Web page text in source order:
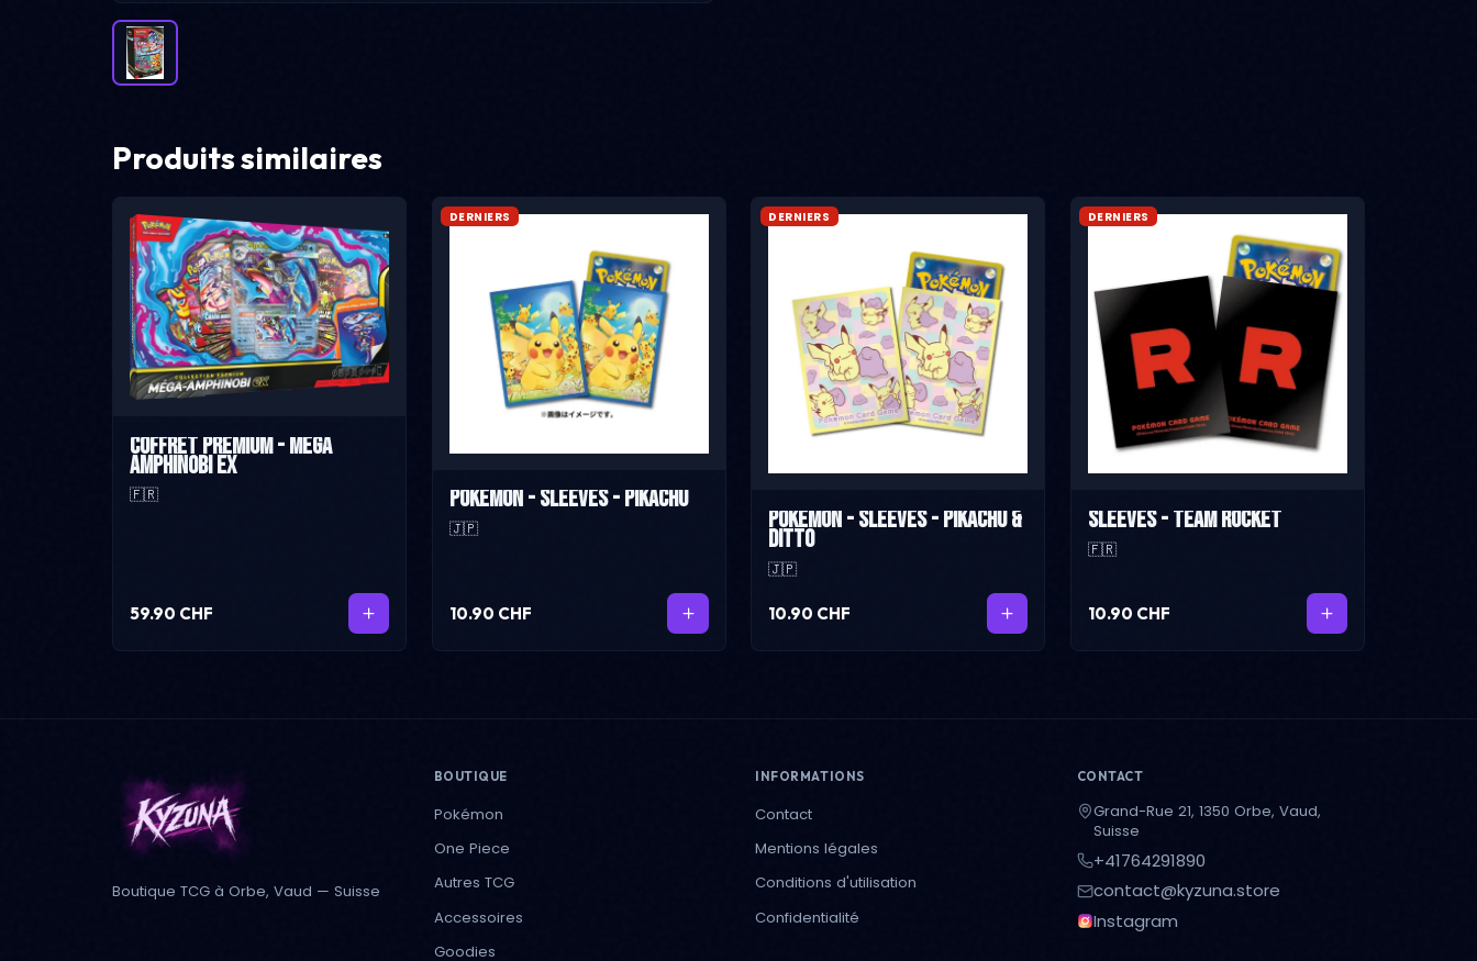
Produits similaires
Coffret Premium - Méga
Amphinobi ex
🇫🇷
59.90 CHF
DERNIERS
Pokémon - Sleeves - Pikachu
🇯🇵
10.90 CHF
DERNIERS
Pokémon - Sleeves - Pikachu &
Ditto
🇯🇵
10.90 CHF
DERNIERS
Sleeves - Team Rocket
🇫🇷
10.90 CHF
Boutique TCG à Orbe, Vaud — Suisse
BOUTIQUE
Pokémon
One Piece
Autres TCG
Accessoires
Goodies
INFORMATIONS
Contact
Mentions légales
Conditions d'utilisation
Confidentialité
CONTACT
Grand-Rue 21, 1350 Orbe, Vaud,
Suisse
+41764291890
contact@kyzuna.store
Instagram